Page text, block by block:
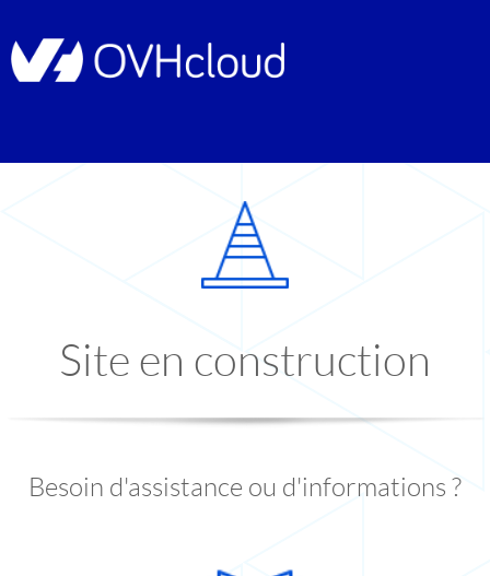
Site en construction
Besoin d'assistance ou d'informations ?